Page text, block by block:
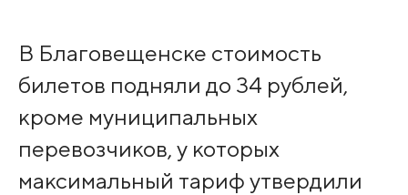
В Благовещенске стоимость
билетов подняли до 34 рублей,
кроме муниципальных
перевозчиков, у которых
максимальный тариф утвердили